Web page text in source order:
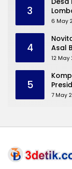
3
yang
6 May
4
Asal
12 May
5
7 May